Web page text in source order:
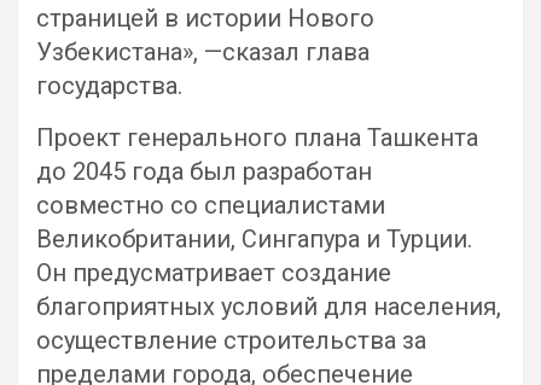
страницей в истории Нового
Узбекистана», —сказал глава
государства.
Проект генерального плана Ташкента
до 2045 года был разработан
совместно со специалистами
Великобритании, Сингапура и Турции.
Он предусматривает создание
благоприятных условий для населения,
осуществление строительства за
пределами города, обеспечение